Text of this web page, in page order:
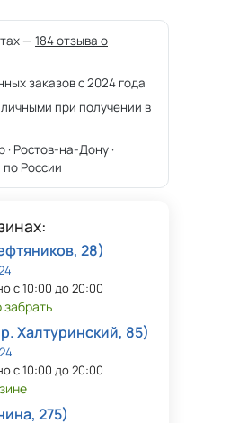
— 184 отзыва о
заказов с 2024 года
при получении в
Ростов-на-Дону ·
России
28)
с 10:00 до 20:00
Халтуринский, 85)
с 10:00 до 20:00
275)